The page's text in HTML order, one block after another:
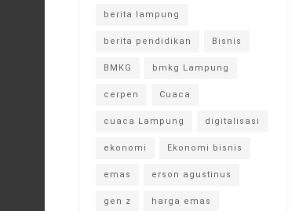
berita lampung
berita pendidikan Bisnis
BMKG bmkg Lampung
cerpen Cuaca
cuaca Lampung digitalisasi
ekonomi Ekonomi bisnis
emas erson agustinus
gen z harga emas